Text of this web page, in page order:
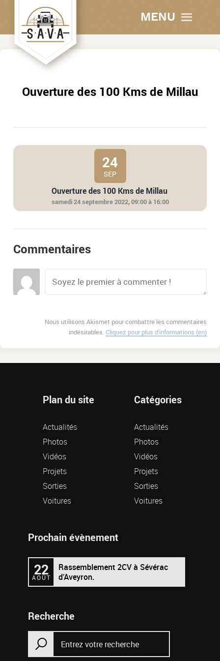
MENU
Ouverture des 100 Kms de Millau
24
SEP
Ouverture des 100 Kms de Millau
samedi 24 septembre 2022, 09:00 à 16:00
Commentaires
Nous utilisons Akismet pour combattre les commentaires
indésirables.Cliquez pour plus d'informations (en)
Plan du site
Actualités
Photos
Vidéos
Projets
Sorties
Voitures
Catégories
Actualités
Photos
Vidéos
Projets
Sorties
Voitures
Prochain évènement
22
AOÛT
Rassemblement 2CV à Sévérac
d’Aveyron.
Recherche